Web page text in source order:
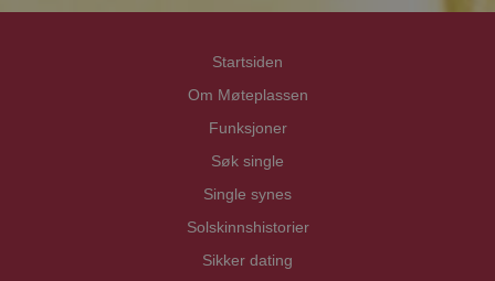
Startsiden
Om Møteplassen
Funksjoner
Søk single
Single synes
Solskinnshistorier
Sikker dating